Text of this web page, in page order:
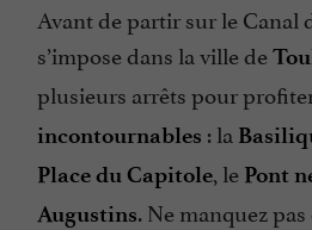
Avant de partir sur le
s’impose dans la ville de
plusieurs arrêts pour
incontournables : la
Place du Capitole, le Pont
Augustins. Ne manquez